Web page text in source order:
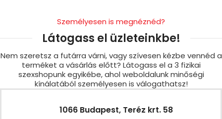
Személyesen is megnéznéd?
Látogass el üzleteinkbe!
Nem szeretsz a futárra várni, vagy szívesen kézbe vennéd a
terméket a vásárlás előtt? Látogass el a 3 fizikai
szexshopunk egyikébe, ahol weboldalunk minőségi
kínálatából személyesen is válogathatsz!
1066 Budapest, Teréz krt. 58